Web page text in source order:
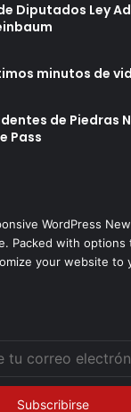
Diputados Ley
minutos de
de Piedras
Pass
WordPress
Packed with
your website to